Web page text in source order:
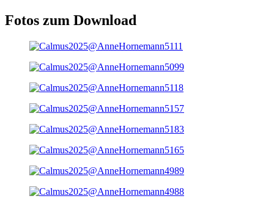
Fotos zum Download